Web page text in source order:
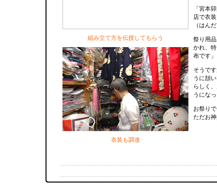
組み立て方を伝授してもらう
衣装も調達
「宮本
店で衣
（はん
祭り用
かれ、
布です
そうで
うに頷
らしく
うにな
お祭り
ただお